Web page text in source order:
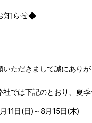
知らせ◆
ただきまして誠にありが
では下記のとおり、夏季
11日(日)～8月15日(木)